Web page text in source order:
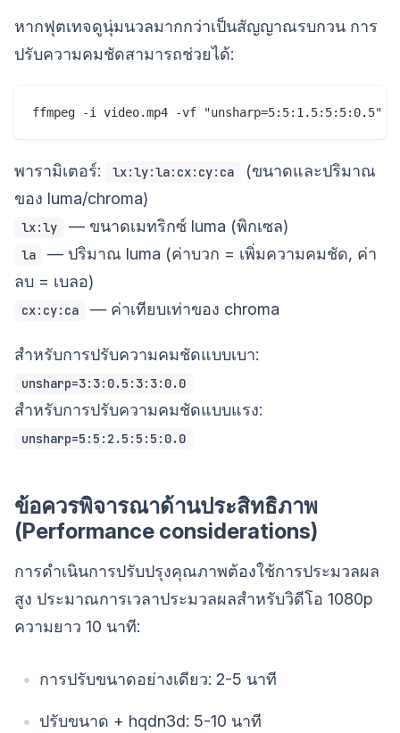
หากฟุตเทจดูนุ่มนวลมากกว่าเป็นสัญญาณรบกวน การ
ปรับความคมชัดสามารถช่วยได้:
พารามิเตอร์: lx:ly:la:cx:cy:ca
(ขนาดและปริมาณ
ของ luma/chroma)
lx:ly — ขนาดเมทริกซ์ luma (พิกเซล)
la
— ปริมาณ luma (ค่าบวก = เพิ่มความคมชัด, ค่า
ลบ = เบลอ)
cx:cy:ca — ค่าเทียบเท่าของ chroma
สำหรับการปรับความคมชัดแบบเบา:
unsharp=3:3:0.5:3:3:0.0
สำหรับการปรับความคมชัดแบบแรง:
unsharp=5:5:2.5:5:5:0.0
ข้อควรพิจารณาด้านประสิทธิภาพ
(Performance considerations)
การดำเนินการปรับปรุงคุณภาพต้องใช้การประมวลผล
สูง ประมาณการเวลาประมวลผลสำหรับวิดีโอ 1080p
ความยาว 10 นาที:
การปรับขนาดอย่างเดียว: 2-5 นาที
ปรับขนาด + hqdn3d: 5-10 นาที